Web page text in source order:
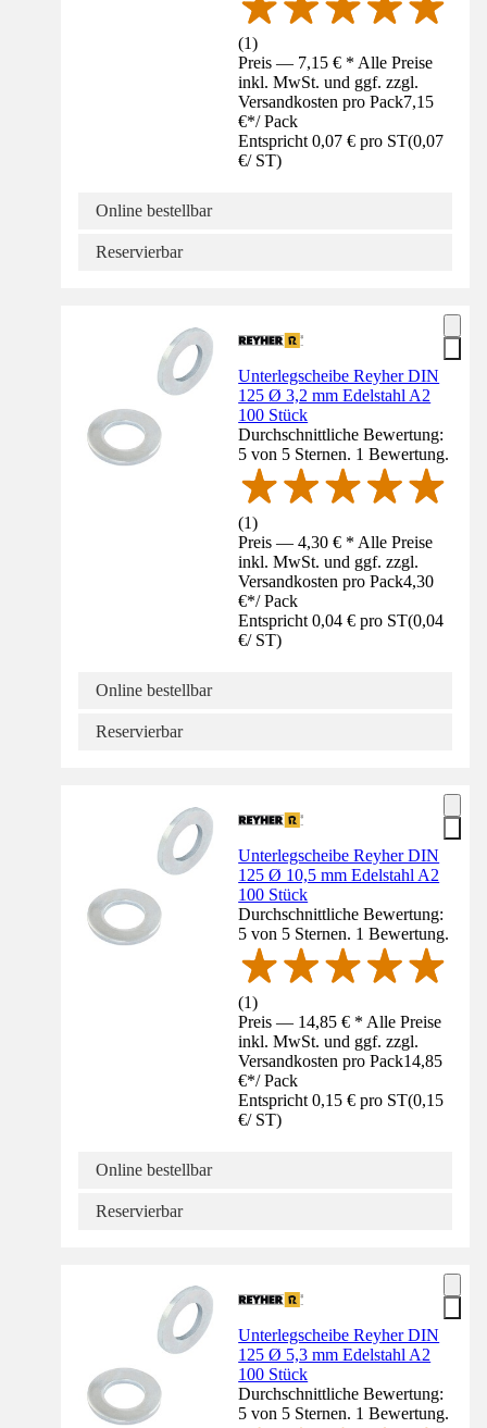
(1)
Preis — 7,15 € * Alle Preise
inkl. MwSt. und ggf. zzgl.
Versandkosten pro Pack7,15
€*/ Pack
Entspricht 0,07 € pro ST(0,07
€/ ST)
Online bestellbar
Reservierbar
Unterlegscheibe Reyher DIN
125 Ø 3,2 mm Edelstahl A2
100 Stück
Durchschnittliche Bewertung:
5 von 5 Sternen. 1 Bewertung.
(1)
Preis — 4,30 € * Alle Preise
inkl. MwSt. und ggf. zzgl.
Versandkosten pro Pack4,30
€*/ Pack
Entspricht 0,04 € pro ST(0,04
€/ ST)
Online bestellbar
Reservierbar
Unterlegscheibe Reyher DIN
125 Ø 10,5 mm Edelstahl A2
100 Stück
Durchschnittliche Bewertung:
5 von 5 Sternen. 1 Bewertung.
(1)
Preis — 14,85 € * Alle Preise
inkl. MwSt. und ggf. zzgl.
Versandkosten pro Pack14,85
€*/ Pack
Entspricht 0,15 € pro ST(0,15
€/ ST)
Online bestellbar
Reservierbar
Unterlegscheibe Reyher DIN
125 Ø 5,3 mm Edelstahl A2
100 Stück
Durchschnittliche Bewertung:
5 von 5 Sternen. 1 Bewertung.